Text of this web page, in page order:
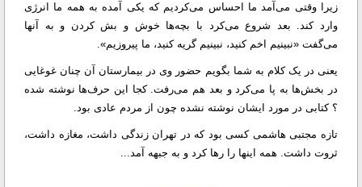
زیرا وقتی می‌آمد ما احساس می‌کردیم که یکی آمده به همه ما انرژی
وارد کند. بعد شروع می‌کرد با بچه‌ها خوش و بش کردن و به آنها
می‌گفت «نبینیم اخم کنید، نبینیم گریه کنید، ما پیروزیم».
یعنی در یک کلام به شما بگویم حضور وی در بیمارستان آن چنان غوغایی
در بخش‌ها به پا می‌کرد و بعد هم می‌رفت. کجا این حرف‌ها نوشته شده
؟ کتابی در مورد ایشان نوشته نشده چون از مردم عادی بود.
تازه مجتبی هاشمی کسی بود که در تهران زندگی داشت،‌ مغازه داشت،
ثروت داشت. همه اینها را رها کرد و به جبهه آمد...